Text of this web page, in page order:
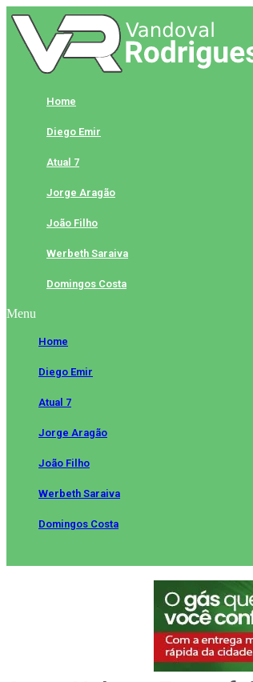
Skip
to
content
Home
Diego Emir
Atual 7
Jorge Aragão
João Filho
Werbeth Saraiva
Domingos Costa
Menu
Home
Diego Emir
Atual 7
Jorge Aragão
João Filho
Werbeth Saraiva
Domingos Costa